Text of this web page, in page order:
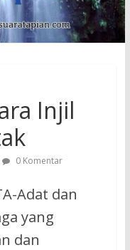
Injil
0 Komentar
Adat dan
yang
dan